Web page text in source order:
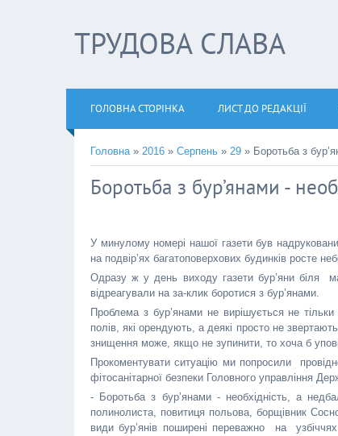
ТРУДОВА СЛАВА
ГОЛОВНА СТОРІНКА ЛИСТ ДО РЕДАКЦІЇ
Головна» 2016 » Серпень » 29 » Боротьба з
Боротьба з бур’янами -
У минулому номері нашої газети був
на подвір’ях багатоповерхових будинків росте
Одразу ж у день виходу газети бур’яни біля
відреагували на за-клик боротися з бур’янами.
Проблема з бур’янами не вирішується не
полів, які орендують, а деякі просто не
знищення може, якщо не зупинити, то хоча б
Прокоментувати ситуацію ми попросили
фітосанітарної безпеки Головного управління
- Боротьба з бур’янами - необхідність, а
полинолиста, повитиця польова, борщівник
види бур’янів поширені переважно на